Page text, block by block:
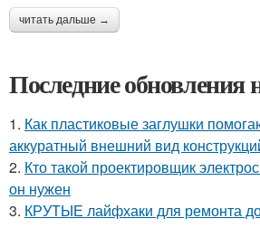
читать дальше →
Последние обновления
1. Как пластиковые заглушки
аккуратный внешний вид
2. Кто такой проектировщик
он нужен
3. КРУТЫЕ лайфхаки для ремонта